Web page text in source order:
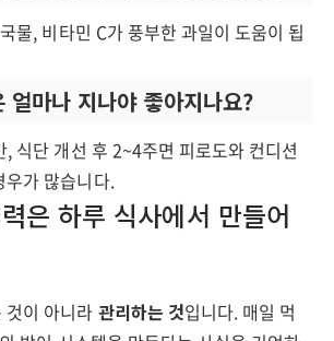
물, 비타민 C가 풍부한 과일이 도움이 됩
얼마나 지나야 좋아지나요?
, 식단 개선 후 2~4주면 피로도와 컨디션
우가 많습니다.
은 하루 식사에서 만들어
것이 아니라 관리하는 것입니다. 매일 먹